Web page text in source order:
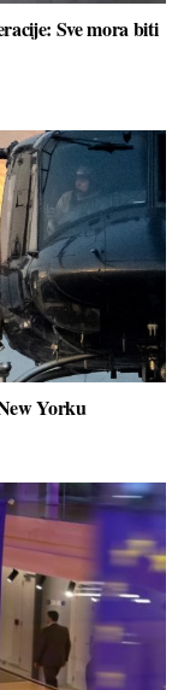
Sve mora biti
Yorku